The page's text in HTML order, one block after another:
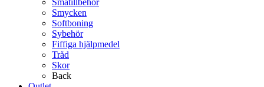
Småtillbehör
Smycken
Softboning
Sybehör
Fiffiga hjälpmedel
Tråd
Skor
Back